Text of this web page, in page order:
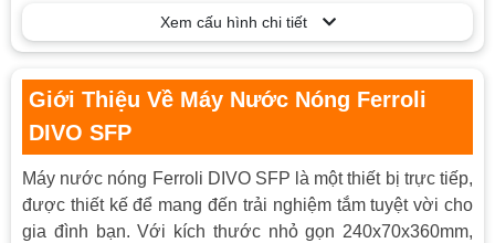
Nhựa ABS
độ nước
Điều chỉnh nhiệt độ chính xác
Xem cấu hình chi tiết
Giới Thiệu Về Máy Nước Nóng Ferroli
DIVO SFP
Máy nước nóng Ferroli DIVO SFP là một thiết bị trực tiếp,
được thiết kế để mang đến trải nghiệm tắm tuyệt vời cho
gia đình bạn. Với kích thước nhỏ gọn 240x70x360mm,